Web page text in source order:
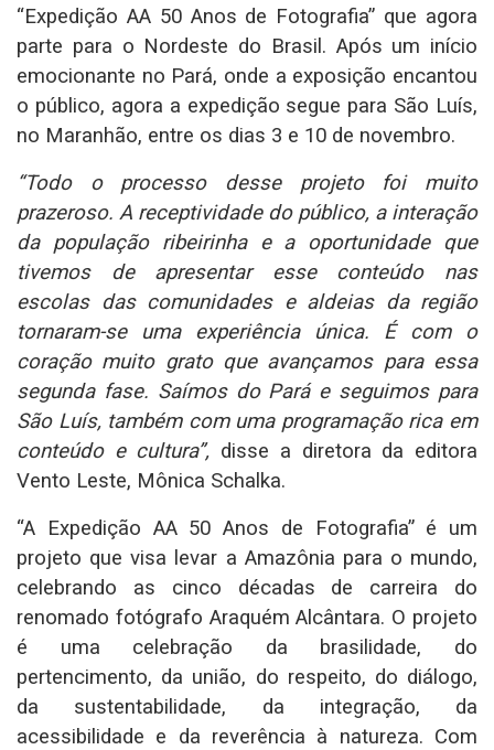
“Expedição AA 50 Anos de Fotografia” que agora
parte para o Nordeste do Brasil. Após um início
emocionante no Pará, onde a exposição encantou
o público, agora a expedição segue para São Luís,
no Maranhão, entre os dias 3 e 10 de novembro.
“Todo o processo desse projeto foi muito
prazeroso. A receptividade do público, a interação
da população ribeirinha e a oportunidade que
tivemos de apresentar esse conteúdo nas
escolas das comunidades e aldeias da região
tornaram-se uma experiência única. É com o
coração muito grato que avançamos para essa
segunda fase. Saímos do Pará e seguimos para
São Luís, também com uma programação rica em
conteúdo e cultura”, disse a diretora da editora
Vento Leste, Mônica Schalka.
“A Expedição AA 50 Anos de Fotografia” é um
projeto que visa levar a Amazônia para o mundo,
celebrando as cinco décadas de carreira do
renomado fotógrafo Araquém Alcântara. O projeto
é uma celebração da brasilidade, do
pertencimento, da união, do respeito, do diálogo,
da sustentabilidade, da integração, da
acessibilidade e da reverência à natureza. Com